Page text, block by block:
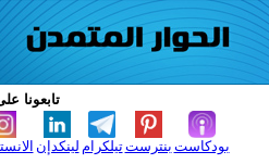
تابعونا
لينكدإن تيلكرامبنترست بودكاست